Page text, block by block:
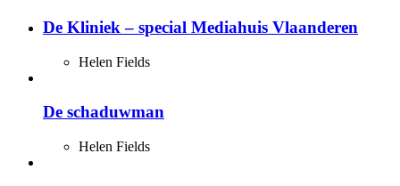
De Kliniek – special Mediahuis Vlaanderen
Helen Fields
De schaduwman
Helen Fields